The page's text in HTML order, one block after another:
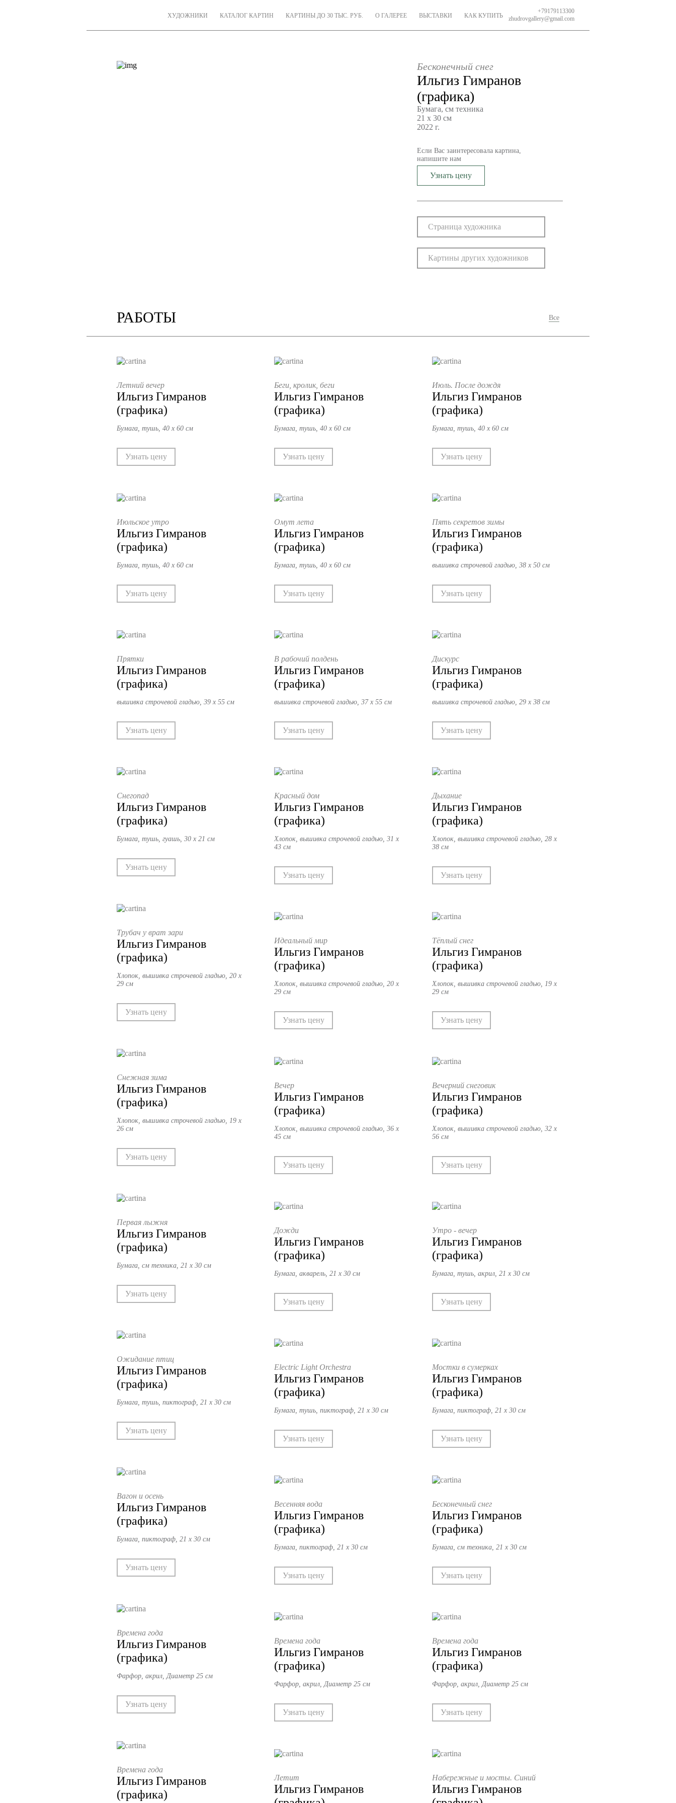
ХУДОЖНИКИ КАТАЛОГ КАРТИН КАРТИНЫ ДО 30 ТЫС. РУБ. О ГАЛЕРЕЕ ВЫСТАВКИ КАК КУПИТЬ
+79179113300
zhudrovgallery@gmail.com
Бесконечный снег
Ильгиз Гимранов
(графика)
Бумага, см техника
21 х 30 см
2022 г.
Если Вас заинтересовала картина,
напишите нам
Узнать цену
Страница художника
Картины других художников
РАБОТЫ Все
Летний вечер
Ильгиз Гимранов
(графика)
Бумага, тушь, 40 х 60 см
Узнать цену
Июльское утро
Ильгиз Гимранов
(графика)
Бумага, тушь, 40 х 60 см
Узнать цену
Прятки
Ильгиз Гимранов
(графика)
вышивка строчевой гладью, 39 х 55 см
Узнать цену
Снегопад
Ильгиз Гимранов
(графика)
Бумага, тушь, гуашь, 30 х 21 см
Узнать цену
Трубач у врат зари
Ильгиз Гимранов
(графика)
Хлопок, вышивка строчевой гладью, 20 х
29 см
Узнать цену
Снежная зима
Ильгиз Гимранов
(графика)
Хлопок, вышивка строчевой гладью, 19 х
26 см
Узнать цену
Первая лыжня
Ильгиз Гимранов
(графика)
Бумага, см техника, 21 х 30 см
Узнать цену
Ожидание птиц
Ильгиз Гимранов
(графика)
Бумага, тушь, пиктограф, 21 х 30 см
Узнать цену
Вагон и осень
Ильгиз Гимранов
(графика)
Бумага, пиктограф, 21 х 30 см
Узнать цену
Времена года
Ильгиз Гимранов
(графика)
Фарфор, акрил, Диаметр 25 см
Узнать цену
Времена года
Ильгиз Гимранов
(графика)
Беги, кролик, беги
Ильгиз Гимранов
(графика)
Бумага, тушь, 40 х 60 см
Узнать цену
Омут лета
Ильгиз Гимранов
(графика)
Бумага, тушь, 40 х 60 см
Узнать цену
В рабочий полдень
Ильгиз Гимранов
(графика)
вышивка строчевой гладью, 37 х 55 см
Узнать цену
Красный дом
Ильгиз Гимранов
(графика)
Хлопок, вышивка строчевой гладью, 31 х
43 см
Узнать цену
Идеальный мир
Ильгиз Гимранов
(графика)
Хлопок, вышивка строчевой гладью, 20 х
29 см
Узнать цену
Вечер
Ильгиз Гимранов
(графика)
Хлопок, вышивка строчевой гладью, 36 х
45 см
Узнать цену
Дожди
Ильгиз Гимранов
(графика)
Бумага, акварель, 21 х 30 см
Узнать цену
Electric Light Orchestra
Ильгиз Гимранов
(графика)
Бумага, тушь, пиктограф, 21 х 30 см
Узнать цену
Весенняя вода
Ильгиз Гимранов
(графика)
Бумага, пиктограф, 21 х 30 см
Узнать цену
Времена года
Ильгиз Гимранов
(графика)
Фарфор, акрил, Диаметр 25 см
Узнать цену
Летит
Ильгиз Гимранов
Июль. После дождя
Ильгиз Гимранов
(графика)
Бумага, тушь, 40 х 60 см
Узнать цену
Пять секретов зимы
Ильгиз Гимранов
(графика)
вышивка строчевой гладью, 38 х 50 см
Узнать цену
Дискурс
Ильгиз Гимранов
(графика)
вышивка строчевой гладью, 29 х 38 см
Узнать цену
Дыхание
Ильгиз Гимранов
(графика)
Хлопок, вышивка строчевой гладью, 28 х
38 см
Узнать цену
Тёплый снег
Ильгиз Гимранов
(графика)
Хлопок, вышивка строчевой гладью, 19 х
29 см
Узнать цену
Вечерний снеговик
Ильгиз Гимранов
(графика)
Хлопок, вышивка строчевой гладью, 32 х
56 см
Узнать цену
Утро - вечер
Ильгиз Гимранов
(графика)
Бумага, тушь, акрил, 21 х 30 см
Узнать цену
Мостки в сумерках
Ильгиз Гимранов
(графика)
Бумага, пиктограф, 21 х 30 см
Узнать цену
Бесконечный снег
Ильгиз Гимранов
(графика)
Бумага, см техника, 21 х 30 см
Узнать цену
Времена года
Ильгиз Гимранов
(графика)
Фарфор, акрил, Диаметр 25 см
Узнать цену
Набережные и мосты. Синий
Ильгиз Гимранов